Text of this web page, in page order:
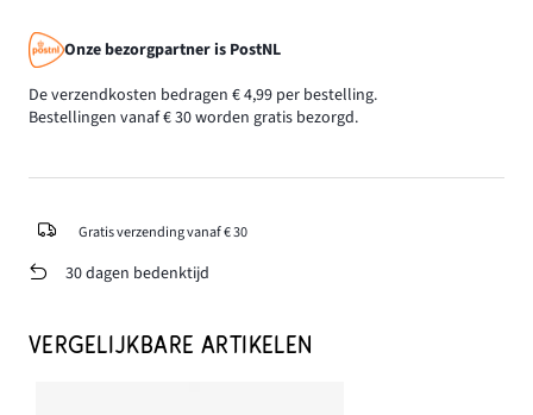
Onze bezorgpartner is PostNL
De verzendkosten bedragen € 4,99 per bestelling.
Bestellingen vanaf € 30 worden gratis bezorgd.
Gratis verzending vanaf € 30
30 dagen bedenktijd
VERGELIJKBARE ARTIKELEN